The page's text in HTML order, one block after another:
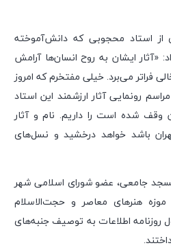
از استاد محجوبی که دانش‌آموخته
«آثار ایشان به روح انسان‌ها آرامش
فراتر می‌برد. خیلی مفتخرم که امروز
رونمایی آثار ارزشمند این استاد
وقف شده است را داریم. نام و آثار
باشد خواهد درخشید و نسل‌های
جامعی، عضو شورای اسلامی شهر
هنرهای معاصر و حجت‌الاسلام
روزنامه اطلاعات به توصیف جنبه‌های